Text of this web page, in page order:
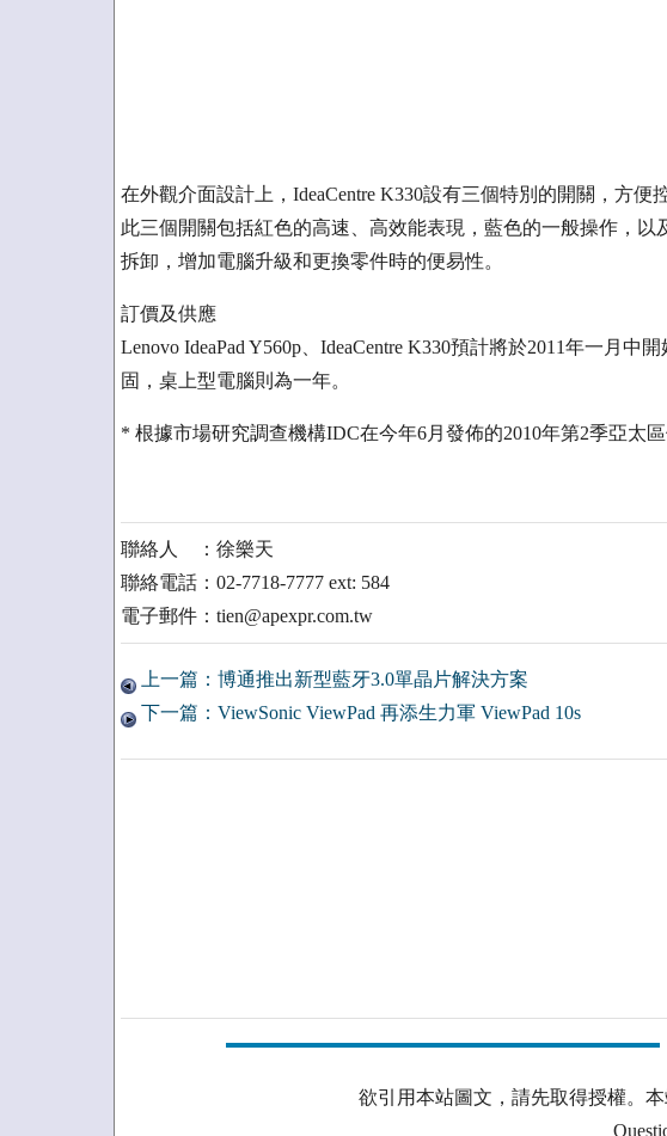
在外觀介面設計上，IdeaCentre K330設有三個特別的開關，方便
此三個開關包括紅色的高速、高效能表現，藍色的一般操作，
拆卸，增加電腦升級和更換零件時的便易性。
訂價及供應
Lenovo IdeaPad Y560p、IdeaCentre K330預計將於2011年一月中
固，桌上型電腦則為一年。
* 根據市場研究調查機構IDC在今年6月發佈的2010年第2季亞太
聯絡人 ：徐樂天
聯絡電話：02-7718-7777 ext: 584
電子郵件：tien@apexpr.com.tw
上一篇：博通推出新型藍牙3.0單晶片解決方案
下一篇：ViewSonic ViewPad 再添生力軍 ViewPad 10s
欲引用本站圖文，請先取得授權。本